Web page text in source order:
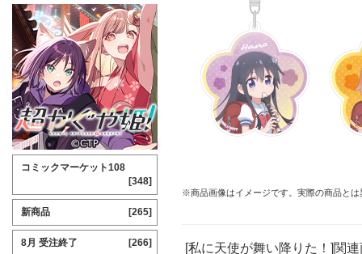
※商品画像はイメージです。実際の商品と
[私に天使が舞い降りた！]関
コミックマーケット108
[348]
新商品 [265]
8月 受注終了 [266]